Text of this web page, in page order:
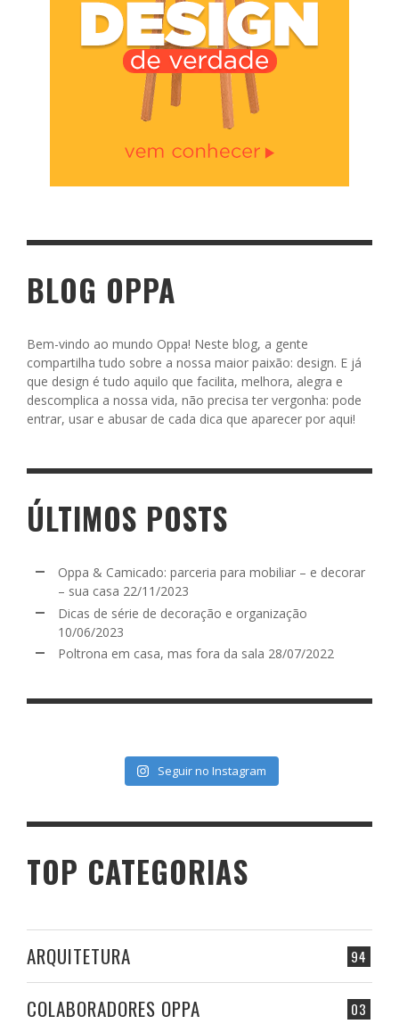
BLOG OPPA
Bem-vindo ao mundo Oppa! Neste blog, a gente
compartilha tudo sobre a nossa maior paixão: design. E já
que design é tudo aquilo que facilita, melhora, alegra e
descomplica a nossa vida, não precisa ter vergonha: pode
entrar, usar e abusar de cada dica que aparecer por aqui!
ÚLTIMOS POSTS
Oppa & Camicado: parceria para mobiliar – e decorar
– sua casa 22/11/2023
Dicas de série de decoração e organização
10/06/2023
Poltrona em casa, mas fora da sala 28/07/2022
Seguir no Instagram
TOP CATEGORIAS
94
ARQUITETURA
03
COLABORADORES OPPA